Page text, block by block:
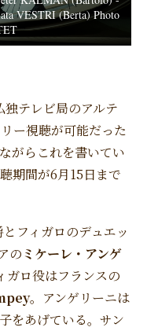
VESTRI (Berta) Photo
テレビ局のアルテ
ー視聴が可能だった
がらこれを書いてい
期間が6月15日まで
フィガロのデュエッ
のミケーレ・アンゲ
ガロ役はフランスの
。アンゲリーニは
をあげている。サン